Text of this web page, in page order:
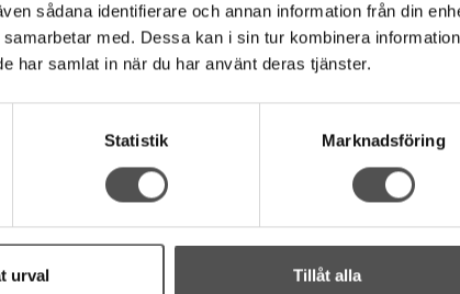
sådana identifierare och annan information från din
med. Dessa kan i sin tur kombinera
har samlat in när du har använt deras tjänster.
Statistik Marknadsföring
urval Tillåt alla
Det består av 6 trådar av bomull med